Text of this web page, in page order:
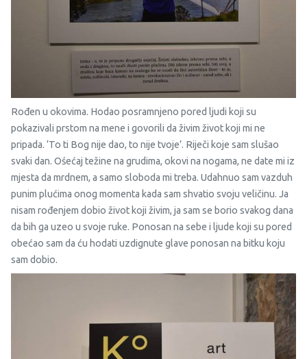
Rođen u okovima. Hodao posramnjeno pored ljudi koji su
pokazivali prstom na mene i govorili da živim život koji mi ne
pripada. ‘To ti Bog nije dao, to nije tvoje’. Riječi koje sam slušao
svaki dan. Ośećaj težine na grudima, okovi na nogama, ne date mi iz
mjesta da mrdnem, a samo sloboda mi treba. Udahnuo sam vazduh
punim plućima onog momenta kada sam shvatio svoju veličinu. Ja
nisam rođenjem dobio život koji živim, ja sam se borio svakog dana
da bih ga uzeo u svoje ruke. Ponosan na sebe i ljude koji su pored
obećao sam da ću hodati uzdignute glave ponosan na bitku koju
sam dobio.